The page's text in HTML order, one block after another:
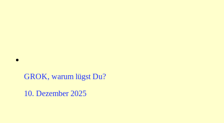
GROK, warum lügst Du?
10. Dezember 2025